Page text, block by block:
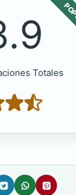
Totales